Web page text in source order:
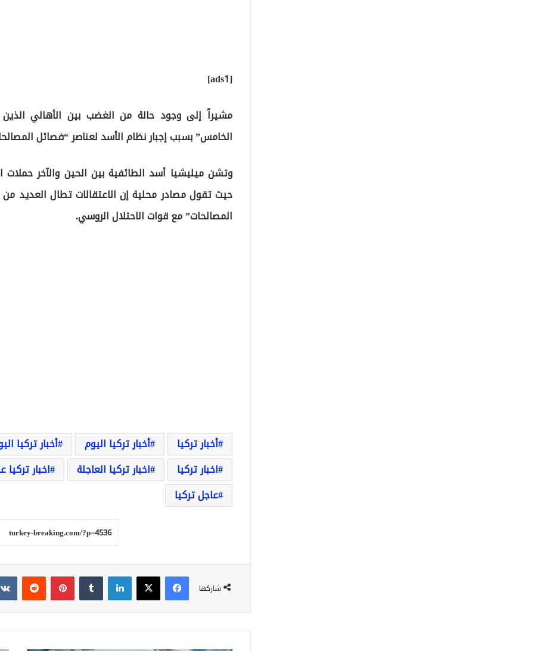
[ads1]
مشيراً إلى وجود حالة من الغضب بين الأهالي
الخامس” بسبب إجبار نظام الأسد لعناصر “فصائل
وتشن ميليشيا أسد الطائفية بين الحين والآخر
حيث تقول مصادر محلية إن الاعتقالات تطال العديد
المصالحات” مع قوات الاحتلال الروسي.
أخبار تركيا أخبار تركيا اليوم أخبار تركيا
اخبار تركيا
اخبار تركيا العاجلة اخبار تركيا
عاجل تركيا
شاركها
فيسبوك‫X لينكدإن بينتيريست